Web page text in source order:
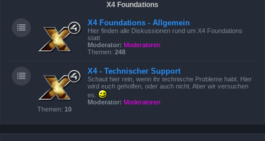
X4 Foundations
X4 Foundations - Allgemein
Hier finden alle Diskussionen rund um X4 Foundations
statt
Moderator: Moderatoren
Themen: 248
X4 - Technischer Support
Schaut hier rein, wenn ihr technische Probleme habt. Hier
wird euch geholfen, oder auch nicht. Aber wir versuchen
es.
Moderator: Moderatoren
Themen: 10